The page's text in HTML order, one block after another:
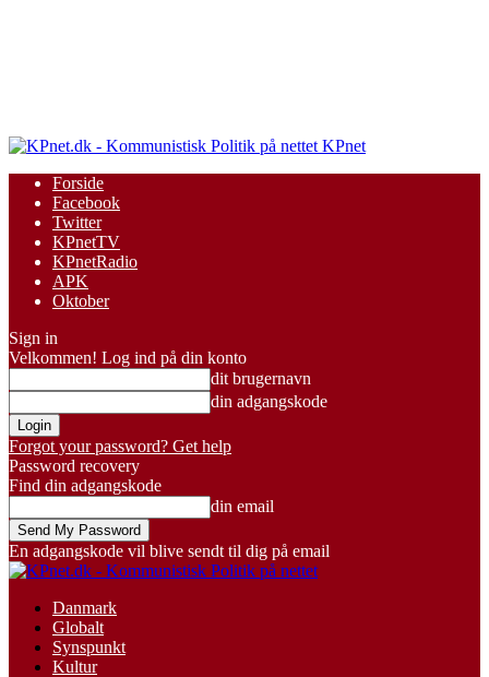
KPnet
Forside
Facebook
Twitter
KPnetTV
KPnetRadio
APK
Oktober
Sign in
Velkommen! Log ind på din konto
dit brugernavn
din adgangskode
Forgot your password? Get help
Password recovery
Find din adgangskode
din email
En adgangskode vil blive sendt til dig på email
Danmark
Globalt
Synspunkt
Kultur